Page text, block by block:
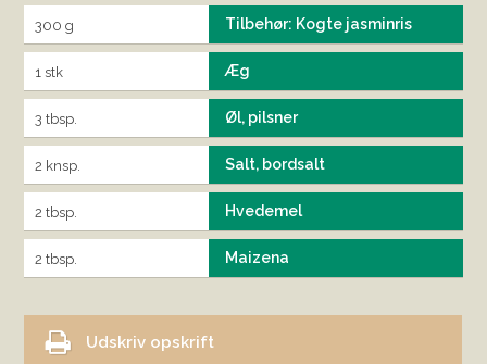
300 g Tilbehør: Kogte jasminris
1 stk Æg
3 tbsp. Øl, pilsner
2 knsp. Salt, bordsalt
2 tbsp. Hvedemel
2 tbsp. Maizena
Udskriv opskrift